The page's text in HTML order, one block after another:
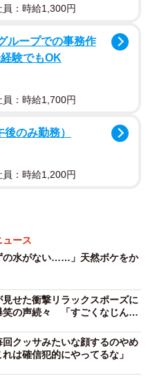
員：時給1,300円
ループでの事務作
験でもOK
員：時給1,700円
のみ勤務）
員：時給1,200円
ュース
の水がない……」天然ボケをか
せた衝撃リラックスポーズに
笑の声続々 「すごくなじんで
回クッサみたいな顔するのやめ
は確信犯的にやってるな」